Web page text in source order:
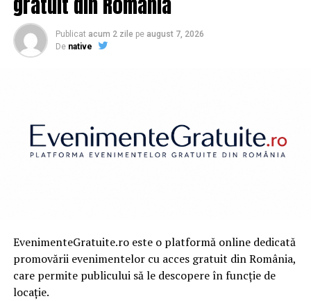
NU RATATI
CUTREMUR la producătorul de componente auto
Schaeffler. Va închide două uzine | Capitala24
Publicat acum 2 zile pe august 7, 2026
De native
EvenimenteGratuite.ro este o platformă online dedicată
promovării evenimentelor cu acces gratuit din România,
care permite publicului să le descopere în funcție de
locație.